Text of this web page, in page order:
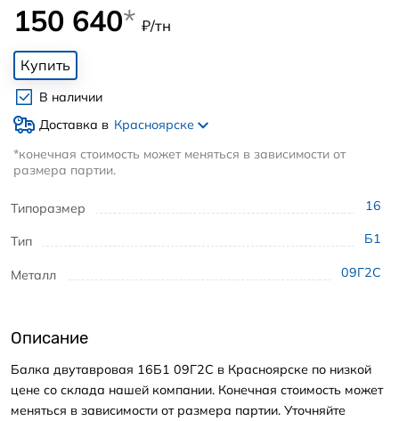
Типоразмер 16
Тип Б1
Металл 09Г2С
150 640* ₽/тн
Купить
В наличии
Доставка в Красноярске
*конечная стоимость может меняться в зависимости от
размера партии.
Описание
Балка двутавровая 16Б1 09Г2С в Красноярске по низкой
цене со склада нашей компании. Конечная стоимость может
меняться в зависимости от размера партии. Уточняйте